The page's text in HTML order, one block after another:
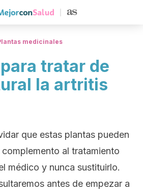
medicinales
tratar de
la artritis
que estas plantas pueden
al tratamiento
médico y nunca sustituirlo.
antes de empezar a